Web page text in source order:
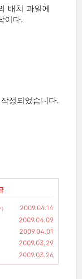
배치 파일에
이다.
성되었습니다.
2009.04.14
2009.04.09
2009.04.01
2009.03.29
2009.03.26